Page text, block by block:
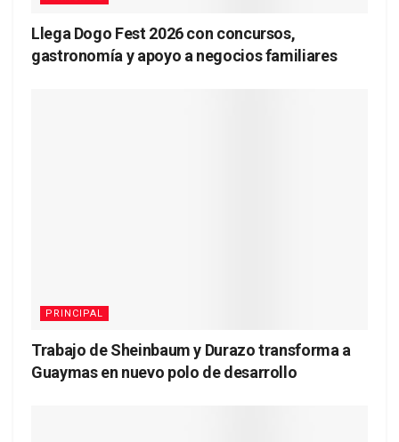
Llega Dogo Fest 2026 con concursos,
gastronomía y apoyo a negocios familiares
PRINCIPAL
Trabajo de Sheinbaum y Durazo transforma a
Guaymas en nuevo polo de desarrollo